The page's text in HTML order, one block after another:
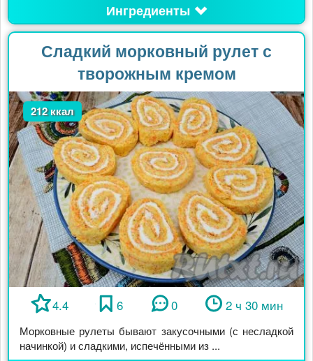
Ингредиенты
Сладкий морковный рулет с
творожным кремом
212 ккал
4.4 6 0 2 ч 30 мин
Морковные рулеты бывают закусочными (с несладкой
начинкой) и сладкими, испечёнными из ...